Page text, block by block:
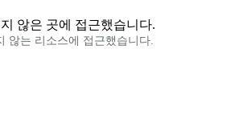
않은 곳에 접근했습니다.
않는 리소스에 접근했습니다.